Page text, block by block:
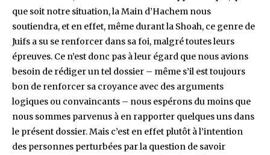
que soit notre situation, la Main d’Hachem nous
soutiendra, et en effet, même durant la Shoah, ce genre de
Juifs a su se renforcer dans sa foi, malgré toutes leurs
épreuves. Ce n’est donc pas à leur égard que nous avions
besoin de rédiger un tel dossier – même s’il est toujours
bon de renforcer sa croyance avec des arguments
logiques ou convaincants – nous espérons du moins que
nous sommes parvenus à en rapporter quelques uns dans
le présent dossier. Mais c’est en effet plutôt à l’intention
des personnes perturbées par la question de savoir